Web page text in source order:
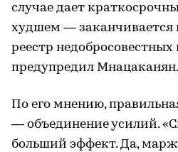
случае дает
худшем — заканчивается
реестр
предупредил Мнацаканян.
По его мнению,
— объединение усилий.
больший эффект. Да,